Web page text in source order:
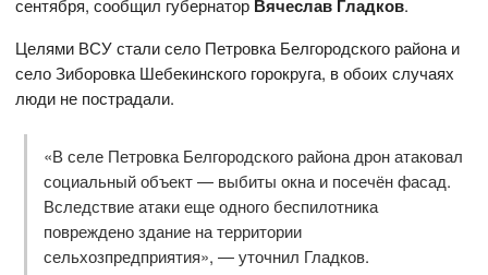
сентября, сообщил губернатор Вячеслав Гладков.
Целями ВСУ стали село Петровка Белгородского района и
село Зиборовка Шебекинского горокруга, в обоих случаях
люди не пострадали.
«В селе Петровка Белгородского района дрон атаковал
социальный объект — выбиты окна и посечён фасад.
Вследствие атаки еще одного беспилотника
повреждено здание на территории
сельхозпредприятия», — уточнил Гладков.